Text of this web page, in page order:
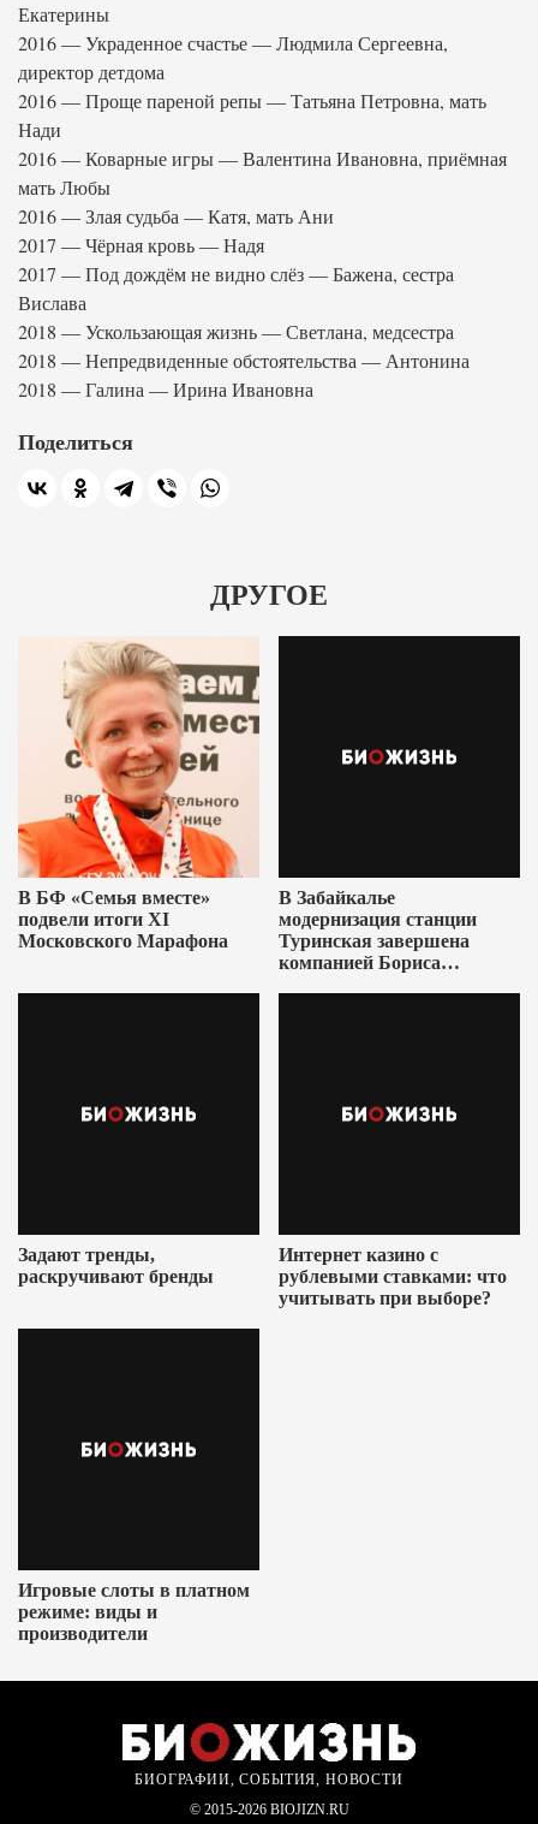
Екатерины
2016 — Украденное счастье — Людмила Сергеевна,
директор детдома
2016 — Проще пареной репы — Татьяна Петровна, мать
Нади
2016 — Коварные игры — Валентина Ивановна, приёмная
мать Любы
2016 — Злая судьба — Катя, мать Ани
2017 — Чёрная кровь — Надя
2017 — Под дождём не видно слёз — Бажена, сестра
Вислава
2018 — Ускользающая жизнь — Светлана, медсестра
2018 — Непредвиденные обстоятельства — Антонина
2018 — Галина — Ирина Ивановна
Поделиться
ДРУГОЕ
В БФ «Семья вместе»
подвели итоги XI
Московского Марафона
В Забайкалье
модернизация станции
Туринская завершена
компанией Бориса
Задают тренды,
раскручивают бренды
Интернет казино с
рублевыми ставками: что
учитывать при выборе?
Игровые слоты в платном
режиме: виды и
производители
БИОГРАФИИ, СОБЫТИЯ, НОВОСТИ
© 2015-2026 BIOJIZN.RU